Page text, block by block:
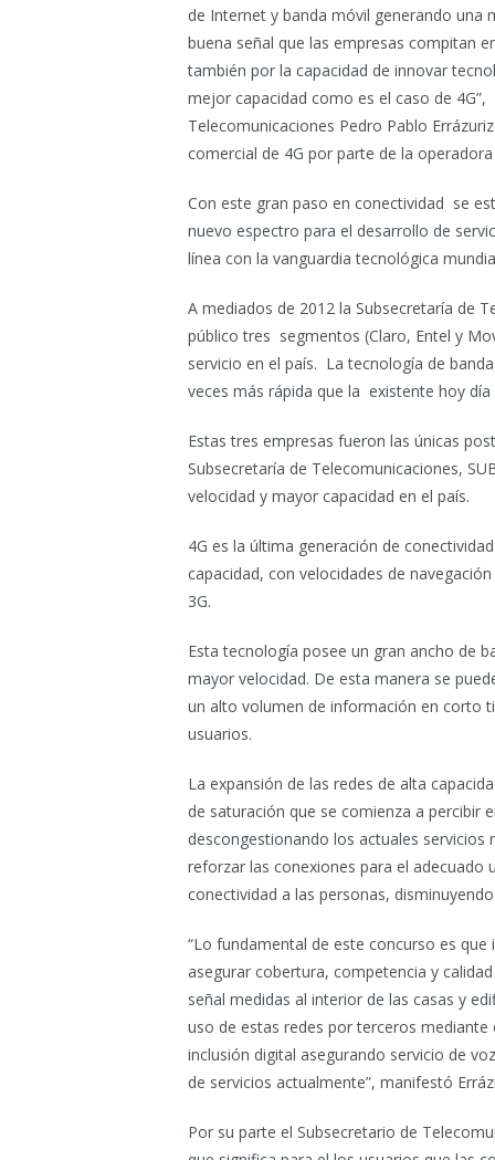
de Internet y banda móvil generando
buena señal que las empresas compitan
también por la capacidad de innovar
mejor capacidad como es el caso de
Telecomunicaciones Pedro Pablo
comercial de 4G por parte de la
Con este gran paso en conectividad se
nuevo espectro para el desarrollo de
línea con la vanguardia tecnológica
A mediados de 2012 la Subsecretaría de
público tres segmentos (Claro, Entel y
servicio en el país. La tecnología de
veces más rápida que la existente hoy día
Estas tres empresas fueron las únicas
Subsecretaría de Telecomunicaciones,
velocidad y mayor capacidad en el país.
4G es la última generación de
capacidad, con velocidades de
3G.
Esta tecnología posee un gran ancho de
mayor velocidad. De esta manera se
un alto volumen de información en corto
usuarios.
La expansión de las redes de alta
de saturación que se comienza a percibir
descongestionando los actuales
reforzar las conexiones para el
conectividad a las personas,
“Lo fundamental de este concurso es
asegurar cobertura, competencia y
señal medidas al interior de las casas y
uso de estas redes por terceros
inclusión digital asegurando servicio de
de servicios actualmente”, manifestó
Por su parte el Subsecretario de